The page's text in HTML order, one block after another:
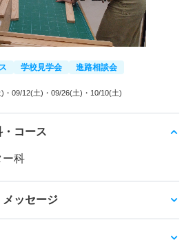
学校見学会 進路相談会
) ・09/12(土) ・09/26(土) ・10/10(土)
コース
ー科
メッセージ